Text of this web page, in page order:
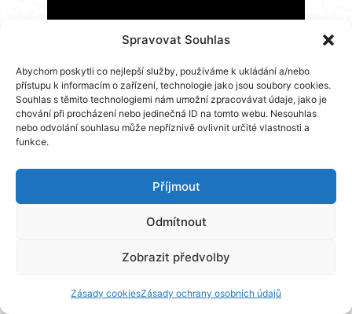
Spravovat Souhlas
Abychom poskytli co nejlepší služby, používáme k ukládání a/nebo
přístupu k informacím o zařízení, technologie jako jsou soubory cookies.
Souhlas s těmito technologiemi nám umožní zpracovávat údaje, jako je
chování při procházení nebo jedinečná ID na tomto webu. Nesouhlas
nebo odvolání souhlasu může nepříznivě ovlivnit určité vlastnosti a
funkce.
Příjmout
Odmítnout
Zobrazit předvolby
Zásady cookiesZásady ochrany osobních údajů